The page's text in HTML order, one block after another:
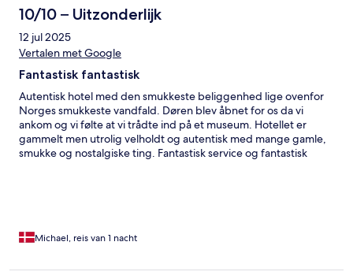
10/10 – Uitzonderlijk
12 jul 2025
Vertalen met Google
Fantastisk fantastisk
Autentisk hotel med den smukkeste beliggenhed lige ovenfor
Norges smukkeste vandfald. Døren blev åbnet for os da vi
ankom og vi følte at vi trådte ind på et museum. Hotellet er
gammelt men utrolig velholdt og autentisk med mange gamle,
smukke og nostalgiske ting. Fantastisk service og fantastisk
Michael, reis van 1 nacht